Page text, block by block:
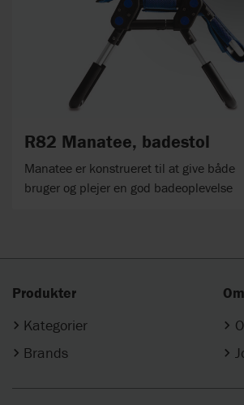
R82 Manatee, badestol
Manatee er konstrueret til at give både
bruger og plejer en god badeoplevelse
Produkter
Kategorier
Brands